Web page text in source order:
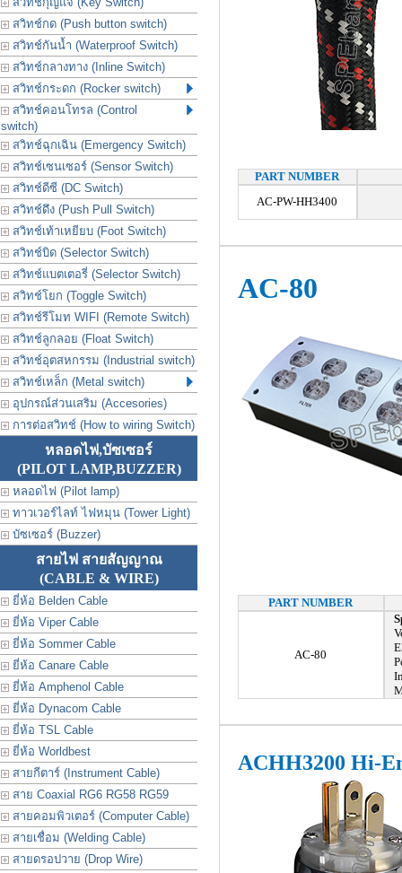
สวิทช์กด (Push button switch)
สวิทช์กันน้ำ (Waterproof Switch)
สวิทช์กลางทาง (Inline Switch)
สวิทช์กระดก (Rocker switch)
สวิทช์คอนโทรล (Control
switch)
สวิทช์ฉุกเฉิน (Emergency Switch)
สวิทช์เซนเซอร์ (Sensor Switch)
สวิทช์ดีซี (DC Switch)
สวิทช์ดึง (Push Pull Switch)
สวิทช์เท้าเหยียบ (Foot Switch)
สวิทช์บิด (Selector Switch)
สวิทช์แบตเตอรี่ (Selector Switch)
สวิทช์โยก (Toggle Switch)
สวิทช์รีโมท WIFI (Remote Switch)
สวิทช์ลูกลอย (Float Switch)
สวิทช์อุตสหกรรม (Industrial switch)
สวิทช์เหล็ก (Metal switch)
อุปกรณ์ส่วนเสริม (Accesories)
การต่อสวิทช์ (How to wiring Switch)
หลอดไฟ,บัซเซอร์
(PILOT LAMP,BUZZER)
หลอดไฟ (Pilot lamp)
ทาวเวอร์ไลท์ ไฟหมุน (Tower Light)
บัซเซอร์ (Buzzer)
สายไฟ สายสัญญาณ
(CABLE & WIRE)
ยี่ห้อ Belden Cable
ยี่ห้อ Viper Cable
ยี่ห้อ Sommer Cable
ยี่ห้อ Canare Cable
ยี่ห้อ Amphenol Cable
ยี่ห้อ Dynacom Cable
ยี่ห้อ TSL Cable
ยี่ห้อ Worldbest
สายกีตาร์ (Instrument Cable)
สาย Coaxial RG6 RG58 RG59
สายคอมพิวเตอร์ (Computer Cable)
สายเชื่อม (Welding Cable)
สายดรอปวาย (Drop Wire)
PART NUMBER
AC-PW-HH3400
AC-80
PART NUMBER
AC-80
ACHH3200 Hi-